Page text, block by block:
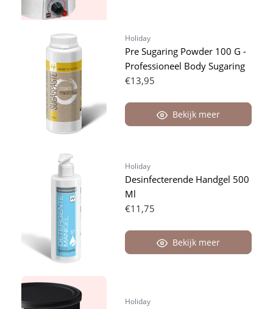
Holiday
Pre Sugaring Powder 100 G -
Professioneel Body Sugaring
€13,95
Bekijk meer
Holiday
Desinfecterende Handgel 500
Ml
€11,75
Bekijk meer
Holiday